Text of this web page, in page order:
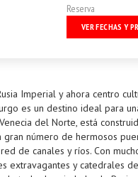
Reserva
VER FECHAS Y
Imperial y ahora centro
es un destino ideal para
del Norte, está
gran número de hermosos
de canales y ríos. Con
extravagantes y catedrales